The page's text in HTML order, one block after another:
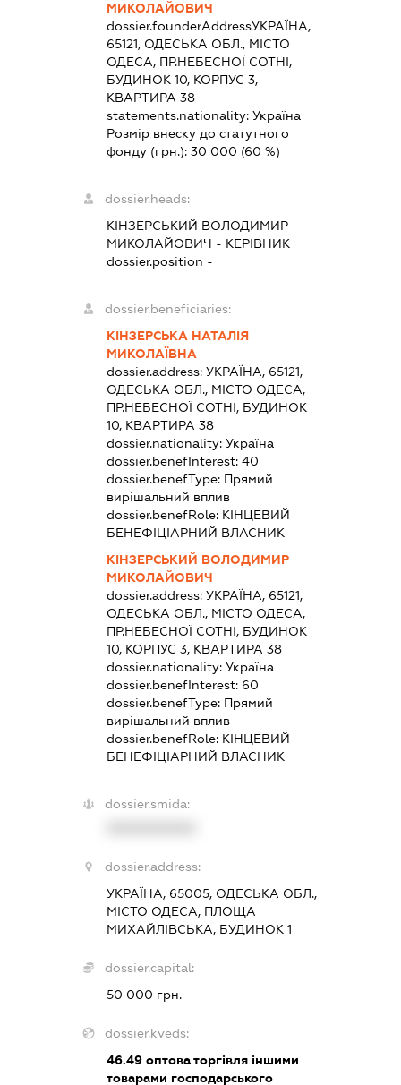
МИКОЛАЙОВИЧ
dossier.founderAddressУКРАЇНА,
65121, ОДЕСЬКА ОБЛ., МІСТО
ОДЕСА, ПР.НЕБЕСНОЇ СОТНІ,
БУДИНОК 10, КОРПУС 3,
КВАРТИРА 38
statements.nationality:Україна
Розмір внеску до статутного
фонду (грн.):30 000 (60 %)
dossier.heads:
КІНЗЕРСЬКИЙ ВОЛОДИМИР
МИКОЛАЙОВИЧ - КЕРІВНИК
dossier.position -
dossier.beneficiaries:
КІНЗЕРСЬКА НАТАЛІЯ
МИКОЛАЇВНА
dossier.address:УКРАЇНА, 65121,
ОДЕСЬКА ОБЛ., МІСТО ОДЕСА,
ПР.НЕБЕСНОЇ СОТНІ, БУДИНОК
10, КВАРТИРА 38
dossier.nationality:Україна
dossier.benefInterest:40
dossier.benefType: Прямий
вирішальний вплив
dossier.benefRole: КІНЦЕВИЙ
БЕНЕФІЦІАРНИЙ ВЛАСНИК
КІНЗЕРСЬКИЙ ВОЛОДИМИР
МИКОЛАЙОВИЧ
dossier.address:УКРАЇНА, 65121,
ОДЕСЬКА ОБЛ., МІСТО ОДЕСА,
ПР.НЕБЕСНОЇ СОТНІ, БУДИНОК
10, КОРПУС 3, КВАРТИРА 38
dossier.nationality:Україна
dossier.benefInterest: 60
dossier.benefType: Прямий
вирішальний вплив
dossier.benefRole: КІНЦЕВИЙ
БЕНЕФІЦІАРНИЙ ВЛАСНИК
dossier.smida:
dossier.address:
УКРАЇНА, 65005, ОДЕСЬКА ОБЛ.,
МІСТО ОДЕСА, ПЛОЩА
МИХАЙЛІВСЬКА, БУДИНОК 1
dossier.capital:
50 000 грн.
dossier.kveds:
46.49 оптова торгівля іншими
товарами господарського